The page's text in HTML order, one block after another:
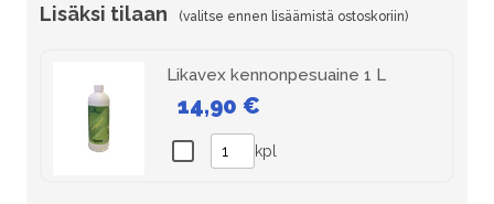
Lisäksi tilaan
Likavex kennonpesuaine 1 L
14,90 €
kpl